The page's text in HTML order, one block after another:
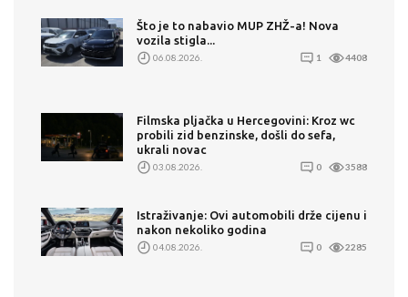
Što je to nabavio MUP ZHŽ-a! Nova
vozila stigla...
06.08.2026. 1 4408
Filmska pljačka u Hercegovini: Kroz wc
probili zid benzinske, došli do sefa,
ukrali novac
03.08.2026. 0 3588
Istraživanje: Ovi automobili drže cijenu i
nakon nekoliko godina
04.08.2026. 0 2285